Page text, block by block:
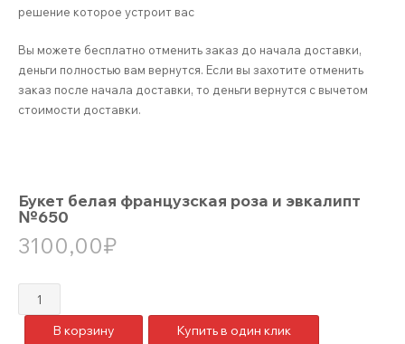
решение которое устроит вас
Вы можете бесплатно отменить заказ до начала доставки,
деньги полностью вам вернутся. Если вы захотите отменить
заказ после начала доставки, то деньги вернутся с вычетом
стоимости доставки.
Букет белая французская роза и эвкалипт
№650
3100,00₽
Количество
товара
В корзину Купить в один клик